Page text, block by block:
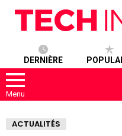
DERNIÈRE
Menu
ACTUALITÉS